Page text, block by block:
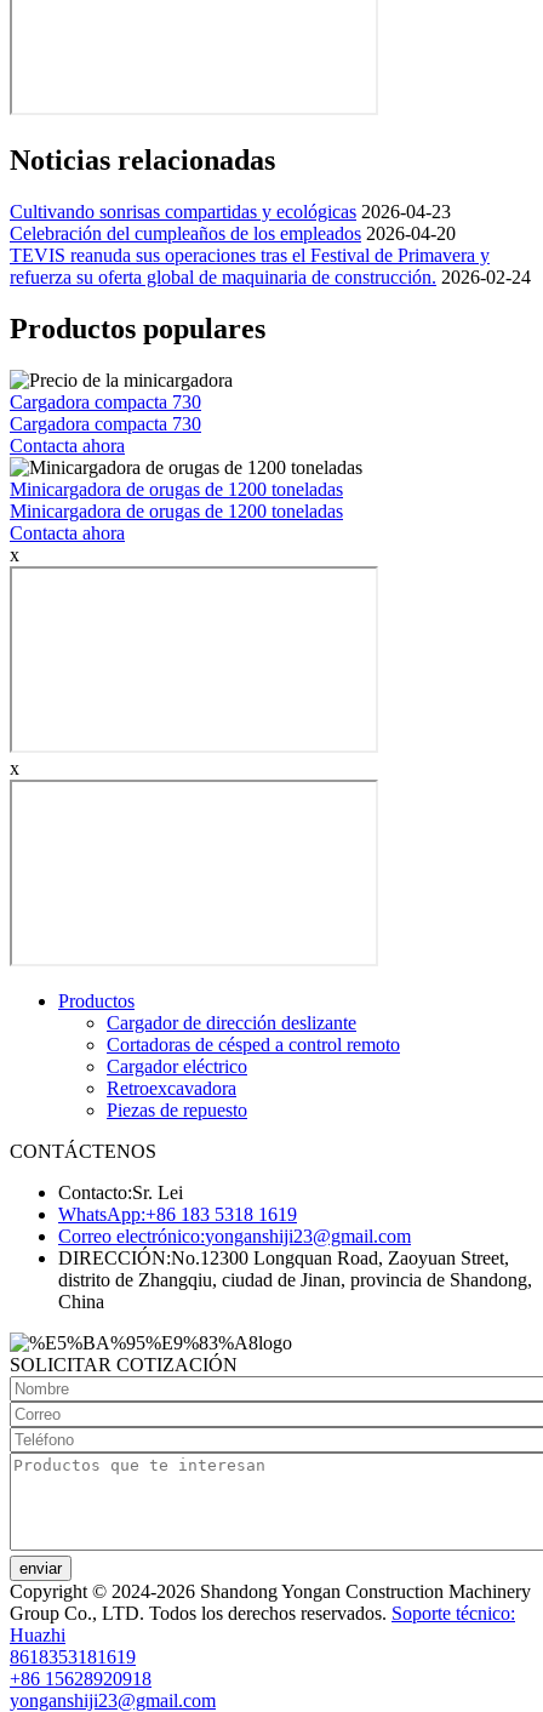
Noticias relacionadas
Cultivando sonrisas compartidas y ecológicas 2026-04-23
Celebración del cumpleaños de los empleados 2026-04-20
TEVIS reanuda sus operaciones tras el Festival de Primavera y
refuerza su oferta global de maquinaria de construcción. 2026-02-24
Productos populares
Cargadora compacta 730
Cargadora compacta 730
Contacta ahora
Minicargadora de orugas de 1200 toneladas
Minicargadora de orugas de 1200 toneladas
Contacta ahora
x
x
Productos
Cargador de dirección deslizante
Cortadoras de césped a control remoto
Cargador eléctrico
Retroexcavadora
Piezas de repuesto
CONTÁCTENOS
Contacto:Sr. Lei
WhatsApp:+86 183 5318 1619
Correo electrónico:yonganshiji23@gmail.com
DIRECCIÓN:No.12300 Longquan Road, Zaoyuan Street,
distrito de Zhangqiu, ciudad de Jinan, provincia de Shandong,
China
SOLICITAR COTIZACIÓN
enviar
Copyright © 2024-2026 Shandong Yongan Construction Machinery
Group Co., LTD. Todos los derechos reservados. Soporte técnico:
Huazhi
8618353181619
+86 15628920918
yonganshiji23@gmail.com